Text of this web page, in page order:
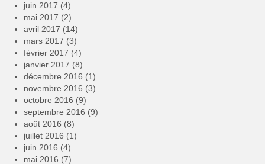
juin 2017 (4)
mai 2017 (2)
avril 2017 (14)
mars 2017 (3)
février 2017 (4)
janvier 2017 (8)
décembre 2016 (1)
novembre 2016 (3)
octobre 2016 (9)
septembre 2016 (9)
août 2016 (8)
juillet 2016 (1)
juin 2016 (4)
mai 2016 (7)